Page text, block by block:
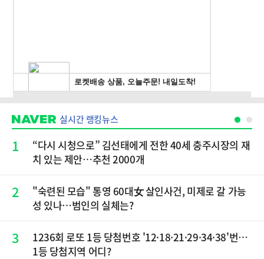
실시간 랭킹뉴스
1
“다시 시청으로” 김선태에게 전한 40세 충주시장의 재
치 있는 제안…추천 2000개
2
"숙련된 모습" 통영 60대女 살인사건, 미제로 갈 가능
성 있나…범인의 실체는?
3
1236회 로또 1등 당첨번호 '12·18·21·29·34·38'번…
1등 당첨지역 어디?